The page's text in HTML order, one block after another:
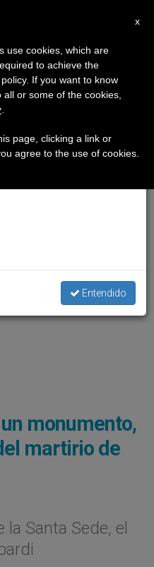
monumento,
martirio de
Santa Sede, el
×
haremos la pausa
el periodo de verano
y también el
Entendido
x
use cookies, which are
to achieve the
If you want to know
or some of the cookies,
page, clicking a link or
agree to the use of cookies.